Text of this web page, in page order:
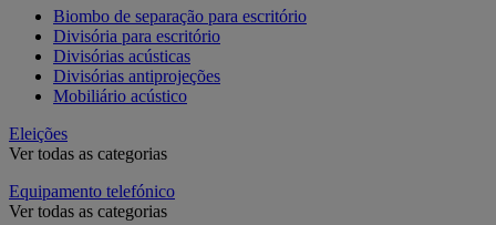
Biombo de separação para escritório
Divisória para escritório
Divisórias acústicas
Divisórias antiprojeções
Mobiliário acústico
Eleições
Ver todas as categorias
Equipamento telefónico
Ver todas as categorias